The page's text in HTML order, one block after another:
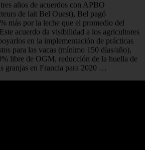
años de acuerdos con APBO
de lait Bel Ouest), Bel pagó
más por la leche que el promedio del
acuerdo da visibilidad a los agricultores
en la implementación de prácticas
para las vacas (mínimo 150 días/año),
libre de OGM, reducción de la huella de
granjas en Francia para 2020 …